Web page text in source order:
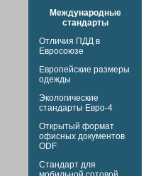
Международные
стандарты
Отличия ПДД в
Евросоюзе
Европейские размеры
одежды
Экологические
стандарты Евро-4
Открытый формат
офисных документов
ODF
Стандарт для